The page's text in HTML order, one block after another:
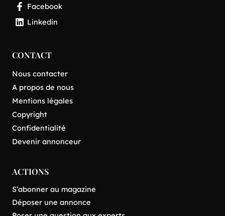
Facebook
Linkedin
CONTACT
Nous contacter
A propos de nous
Mentions légales
Copyright
Confidentialité
Devenir annonceur
ACTIONS
S’abonner au magazine
Déposer une annonce